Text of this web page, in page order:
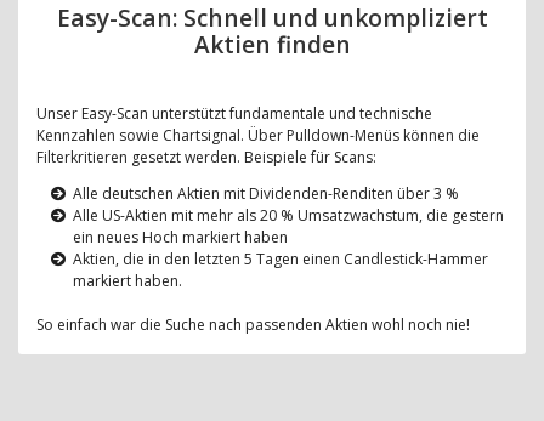
Easy-Scan: Schnell und unkompliziert
Aktien finden
Unser Easy-Scan unterstützt fundamentale und technische
Kennzahlen sowie Chartsignal. Über Pulldown-Menüs können die
Filterkritieren gesetzt werden. Beispiele für Scans:
Alle deutschen Aktien mit Dividenden-Renditen über 3 %
Alle US-Aktien mit mehr als 20 % Umsatzwachstum, die gestern
ein neues Hoch markiert haben
Aktien, die in den letzten 5 Tagen einen Candlestick-Hammer
markiert haben.
So einfach war die Suche nach passenden Aktien wohl noch nie!